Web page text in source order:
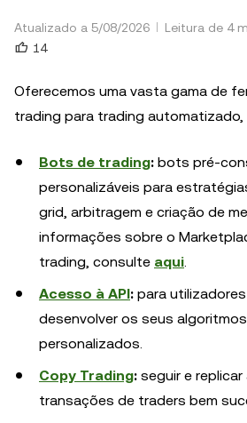
Atualizado a 5/08/2026
Leitura de 4
14
Oferecemos uma vasta gama de
trading para trading automatizado,
Bots de trading: bots pré-
personalizáveis para
grid, arbitragem e criação de
informações sobre o
trading, consulte aqui.
Acesso à API: para
desenvolver os seus
personalizados.
Copy Trading: seguir e
transações de traders bem